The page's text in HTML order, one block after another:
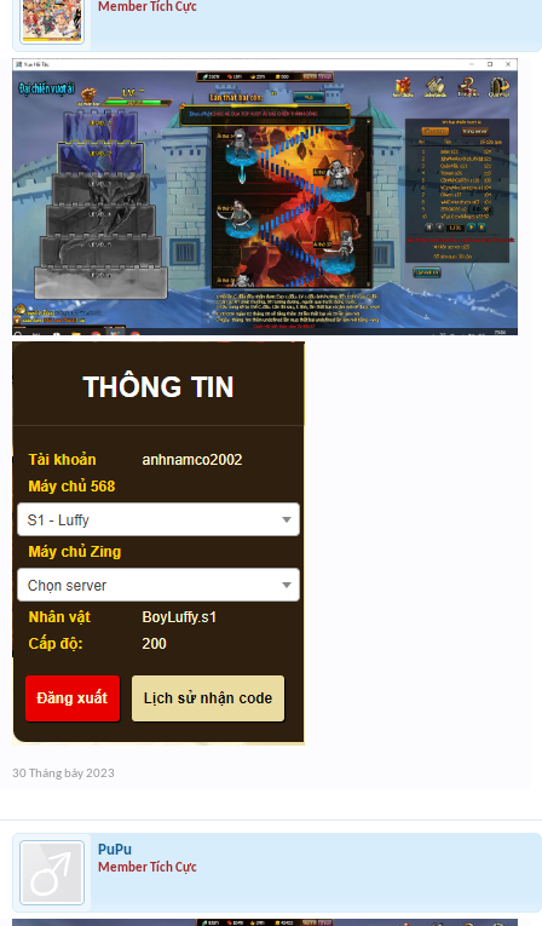
Member Tích Cực
30 Tháng bảy 2023
PuPu
Member Tích Cực